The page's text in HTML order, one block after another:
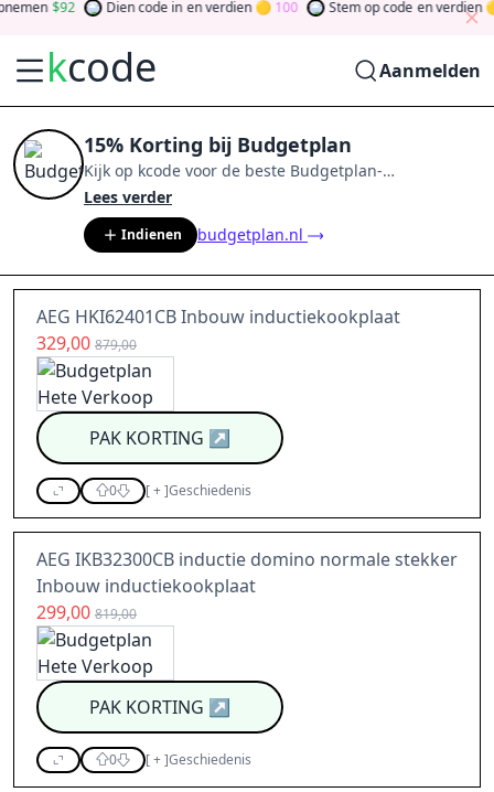
92 Dien code in en verdien 100 Stem op code en verdien
kcode Aanmelden
15% Korting bij Budgetplan
Kijk op kcode voor de beste Budgetplan-
aanbiedingen van
community en verdien tokens door bij te dragen via
stemmen, testen, delen en meer.
Glücksklee und gewinnen Sie Geld
Lees verder
Indienen budgetplan.nl
AEG HKI62401CB Inbouw inductiekookplaat
329,00 879,00
PAK KORTING ↗
0 [+]Geschiedenis
AEG IKB32300CB inductie domino normale stekker
Inbouw inductiekookplaat
299,00 819,00
PAK KORTING ↗
0 [+]Geschiedenis